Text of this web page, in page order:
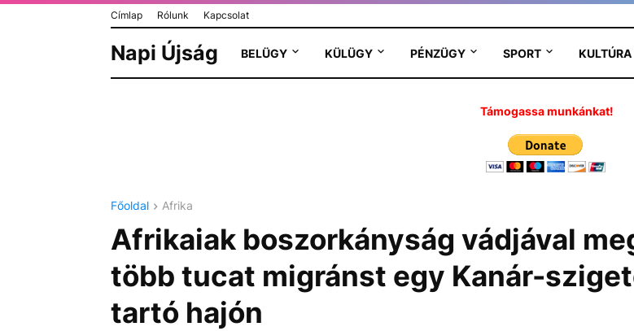
Címlap Rólunk Kapcsolat
Napi Újság BELÜGY KÜLÜGY PÉNZÜGY SPORT KULTÚRA
Támogassa munkánkat!
Főoldal Afrika
Afrikaiak boszorkányság vádjával
több tucat migránst egy Kanár-
tartó hajón